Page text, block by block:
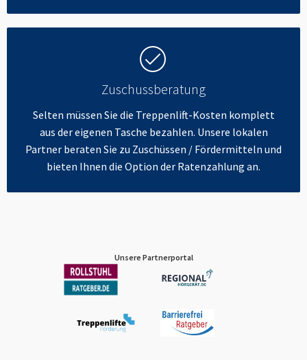
Zuschussberatung
Selten müssen Sie die Treppenlift-Kosten komplett
aus der eigenen Tasche bezahlen. Unsere lokalen
Partner beraten Sie zu Zuschüssen / Fördermitteln und
bieten Ihnen die Option der Ratenzahlung an.
Unsere Partnerportal